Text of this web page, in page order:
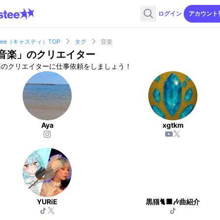
ログイン アカウント
（キャスティ）TOP タグ 音楽
楽 」のクリエイター
クリエイターに仕事依頼をしましょう！
Aya xgtkm
YURiE 黒猫🐈‍⬛🎶曲紹介